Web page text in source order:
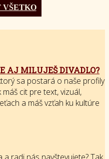
VŠETKO
AJ MILUJEŠ DIVADLO?
sa postará o naše profily
cit pre text, vizuál,
a máš vzťah ku kultúre